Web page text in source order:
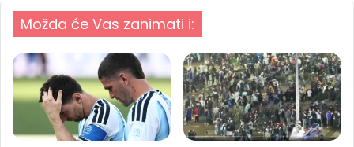
Možda će Vas zanimati i: